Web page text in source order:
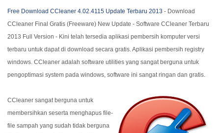
Free Download CCleaner 4.02.4115 Update Terbaru 2013 - Download
CCleaner Final Gratis (Freeware) New Update - Software CCleaner Terbaru
2013 Full Version - Kini telah tersedia aplikasi pembersih komputer versi
terbaru untuk dapat di download secara gratis. Aplikasi pembersih registry
windows. CCleaner adalah software utilities yang sangat berguna untuk
pengoptimasi system pada windows, software ini sangat ringan dan gratis.
CCleaner sangat berguna untuk
membersihkan seserta menghapus file-
file sampah yang sudah tidak berguna